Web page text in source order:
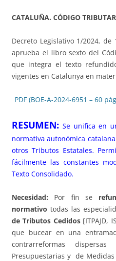
CATALUÑA. CÓDIGO
Decreto Legislativo 1/2024,
aprueba el libro sexto del
que integra el texto
vigentes en Catalunya en
PDF (BOE-A-2024-6951 – 60
RESUMEN:Se unifica en
normativa autonómica catalana
otros Tributos Estatales.
fácilmente las constantes
Texto Consolidado.
Necesidad: Por fin se
normativo todas las
de Tributos Cedidos[ITPAJD,
que bucear en una
contrarreformas
Presupuestarias y de